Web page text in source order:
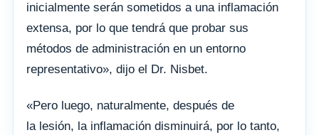
inicialmente serán sometidos a una inflamación
extensa, por lo que tendrá que probar sus
métodos de administración en un entorno
representativo», dijo el Dr. Nisbet.
«Pero luego, naturalmente, después de
la lesión, la inflamación disminuirá, por lo tanto,